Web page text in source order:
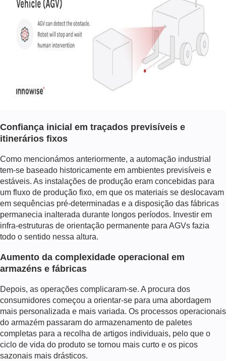
Confiança inicial em traçados previsíveis e
itinerários fixos
Como mencionámos anteriormente, a automação industrial
tem-se baseado historicamente em ambientes previsíveis e
estáveis. As instalações de produção eram concebidas para
um fluxo de produção fixo, em que os materiais se deslocavam
em sequências pré-determinadas e a disposição das fábricas
permanecia inalterada durante longos períodos. Investir em
infra-estruturas de orientação permanente para AGVs fazia
todo o sentido nessa altura.
Aumento da complexidade operacional em
armazéns e fábricas
Depois, as operações complicaram-se. A procura dos
consumidores começou a orientar-se para uma abordagem
mais personalizada e mais variada. Os processos operacionais
do armazém passaram do armazenamento de paletes
completas para a recolha de artigos individuais, pelo que o
ciclo de vida do produto se tornou mais curto e os picos
sazonais mais drásticos.